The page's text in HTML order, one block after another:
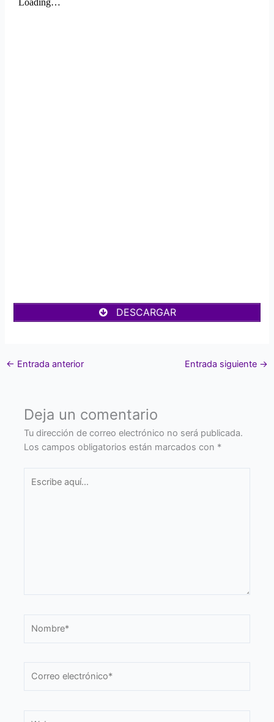
DESCARGAR
← Entrada anterior Entrada siguiente →
Deja un comentario
Tu dirección de correo electrónico no será publicada.
Los campos obligatorios están marcados con *
aquí...
electrónico*